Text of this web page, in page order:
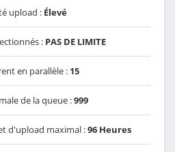
upload : Élevé
: PAS DE LIMITE
en parallèle : 15
de la queue :999
d'upload maximal :96 Heures